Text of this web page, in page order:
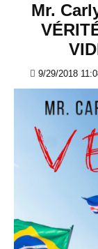
Mr.
9/29/2018